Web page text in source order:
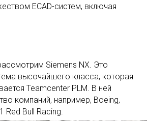
ECAD-систем, включая
Siemens NX. Это
высочайшего класса, которая
Teamcenter PLM. В ней
компаний, например, Boeing,
Red Bull Racing.